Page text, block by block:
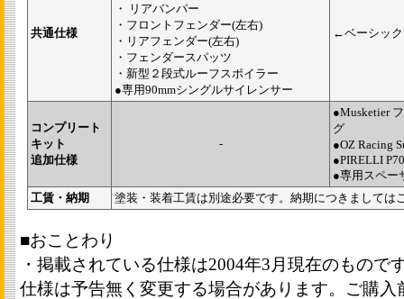
共通仕様
・ リアバンパー
・フロントフェンダー(左右)
・リアフェンダー(左右)
・フェンダースパッツ
・新型２段式ルーフスポイラー
●専用90mmシングルサイレンサー
←ベーシッ
コンプリート
キット
追加仕様
-
●Musketier
グ
●OZ Racing
●PIRELLI
●専用スペー
工賃・納期
塗装・装着工賃は別途必要です。納期につきましては
■おことわり
・掲載されている仕様は2004年3月現在のもので
仕様は予告無く変更する場合があります。ご購入